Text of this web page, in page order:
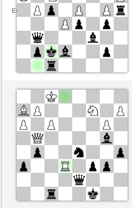
Esta partida es por puntos
Blancas
Manglitz (1332) (-14)
Rpe2_1968 (1365) (+14)
Tiempo: 3 minutes/side + 6 seconds/move
Esta partida es por puntos